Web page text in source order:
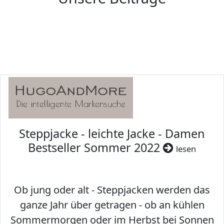
Steppjacke - leichte Jacke - Damen
Bestseller Sommer 2022
lesen
Ob jung oder alt - Steppjacken werden das
ganze Jahr über getragen - ob an kühlen
Sommermorgen oder im Herbst bei Sonnen